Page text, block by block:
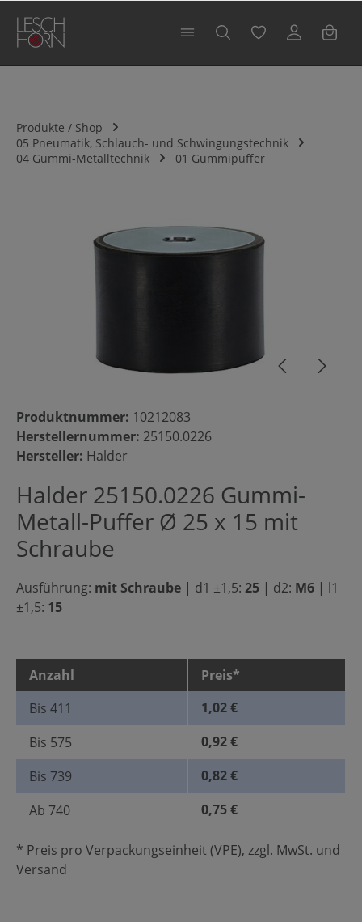
springen
Produkte / Shop
05 Pneumatik, Schlauch- und Schwingungstechnik
04 Gummi-Metalltechnik
01 Gummipuffer
Produktnummer: 10212083
Herstellernummer: 25150.0226
Hersteller: Halder
Halder 25150.0226 Gummi-
Metall-Puffer Ø 25 x 15 mit
Schraube
Ausführung: mit Schraube | d1 ±1,5: 25 | d2: M6 | l1
±1,5: 15
Anzahl
Preis*
Bis 411
1,02 €
Bis 575
0,92 €
Bis 739
0,82 €
Ab 740 0,75 €
* Preis pro Verpackungseinheit (VPE), zzgl. MwSt. und
Versand